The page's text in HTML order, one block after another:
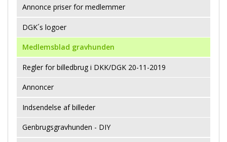
Annonce priser for medlemmer
DGK´s logoer
Medlemsblad gravhunden
Regler for billedbrug i DKK/DGK 20-11-2019
Annoncer
Indsendelse af billeder
Genbrugsgravhunden - DIY